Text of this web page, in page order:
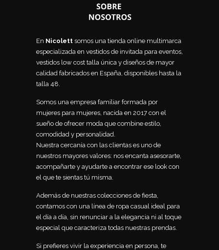
En Nicolett somos una tienda online multimarca
especializada en vestidos de invitada para eventos,
vestidos low cost talla única y diseños de mayor
calidad fabricados en España, disponibles hasta la
talla 48.
Somos una empresa familiar formada por
mujeres para mujeres, nacida en 2017 con el
sueño de ofrecer moda que combine estilo,
comodidad y personalidad.
Nuestra cercanía con las clientas es uno de
nuestros mayores valores: nos encanta asesorarte,
acompañarte y ayudarte a encontrar ese look con
el que te sientas tú misma.
Además de nuestras colecciones de fiesta,
contamos con una línea de ropa casual ideal para
el día a día, sin renunciar a la elegancia ni al toque
especial que caracteriza todas nuestras prendas.
Si prefieres vivir la experiencia en persona, te